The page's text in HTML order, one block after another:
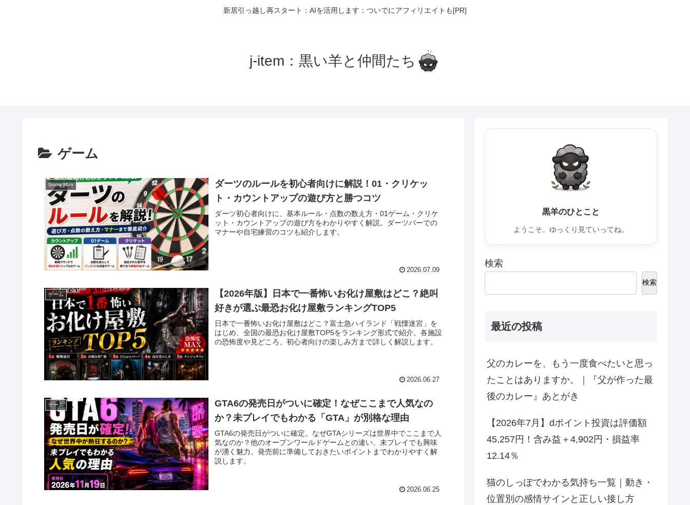
新居引っ越し再スタート：AIを活用します：ついでにアフィリエイトも[PR]
j-item：黒い羊と仲間たち
ゲーム
Snow Man
ダーツのルールを初心者向けに解説！01・クリケッ
ト・カウントアップの遊び方と勝つコツ
ダーツ初心者向けに、基本ルール・点数の数え方・01ゲーム・クリケ
ット・カウントアップの遊び方をわかりやすく解説。ダーツバーでの
マナーや自宅練習のコツも紹介します。
2026.07.09
ゲーム
【2026年版】日本で一番怖いお化け屋敷はどこ？絶叫
好きが選ぶ最恐お化け屋敷ランキングTOP5
日本で一番怖いお化け屋敷はどこ？富士急ハイランド「戦慄迷宮」を
はじめ、全国の最恐お化け屋敷TOP5をランキング形式で紹介。各施設
の恐怖度や見どころ、初心者向けの楽しみ方まで詳しく解説します。
2026.06.27
ゲーム
GTA6の発売日がついに確定！なぜここまで人気なの
か？未プレイでもわかる「GTA」が別格な理由
GTA6の発売日がついに確定。なぜGTAシリーズは世界中でここまで人
気なのか？他のオープンワールドゲームとの違い、未プレイでも興味
が湧く魅力、発売前に準備しておきたいポイントまでわかりやすく解
説します。
2026.06.25
黒羊のひとこと
ようこそ。ゆっくり見ていってね。
検索
検索
最近の投稿
父のカレーを、もう一度食べたいと思っ
たことはありますか。｜『父が作った最
後のカレー』あとがき
【2026年7月】dポイント投資は評価額
45,257円！含み益＋4,902円・損益率
12.14％
猫のしっぽでわかる気持ち一覧｜動き・
位置別の感情サインと正しい接し方